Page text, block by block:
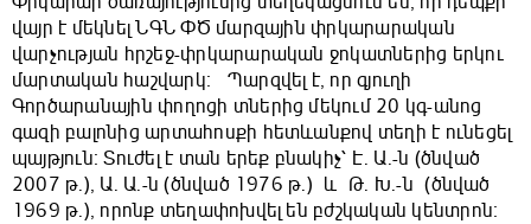
վայր է մեկնել ՆԳՆ ՓԾ մարզային փրկարարական
վարչության հրշեջ-փրկարարական ջոկատներից երկու
մարտական հաշվարկ։ Պարզվել է, որ գյուղի
Գործարանային փողոցի տներից մեկում 20 կգ-անոց
գազի բալոնից արտահոսքի հետևանքով տեղի է ունեցել
պայթյուն։ Տուժել է տան երեք բնակիչ՝ Է․ Ա․-ն (ծնված
2007 թ․), Ա․ Ա․-ն (ծնված 1976 թ․) և Թ․ Խ․-ն (ծնված
1969 թ․), որոնք տեղափոխվել են բժշկական կենտրոն։